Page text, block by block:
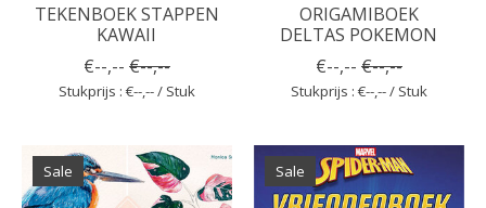
TEKENBOEK STAPPEN
KAWAII
€--,-- €--,--
Stukprijs : €--,-- / Stuk
ORIGAMIBOEK
DELTAS POKEMON
€--,-- €--,--
Stukprijs : €--,-- / Stuk
Sale Sale